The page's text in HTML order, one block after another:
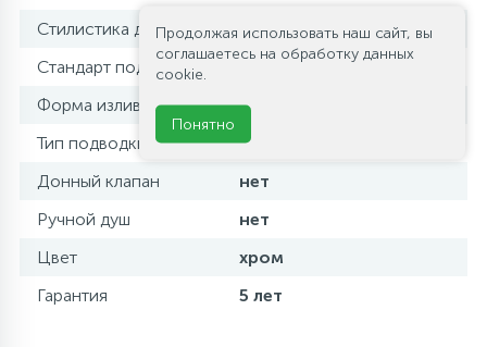
Стилистика дизайна
современный стиль
Стандарт подводки
Форма излива
излив отсутствует
Тип подводки
жесткая
Донный клапан
нет
Ручной душ
нет
Цвет
хром
Гарантия
5 лет
Продолжая использовать наш сайт, вы
соглашаетесь на обработку данных
cookie.
Понятно